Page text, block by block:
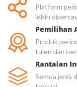
Platform
lebih
Pemilihan
Produk
tulen dan
Rantaian
Semua jenis